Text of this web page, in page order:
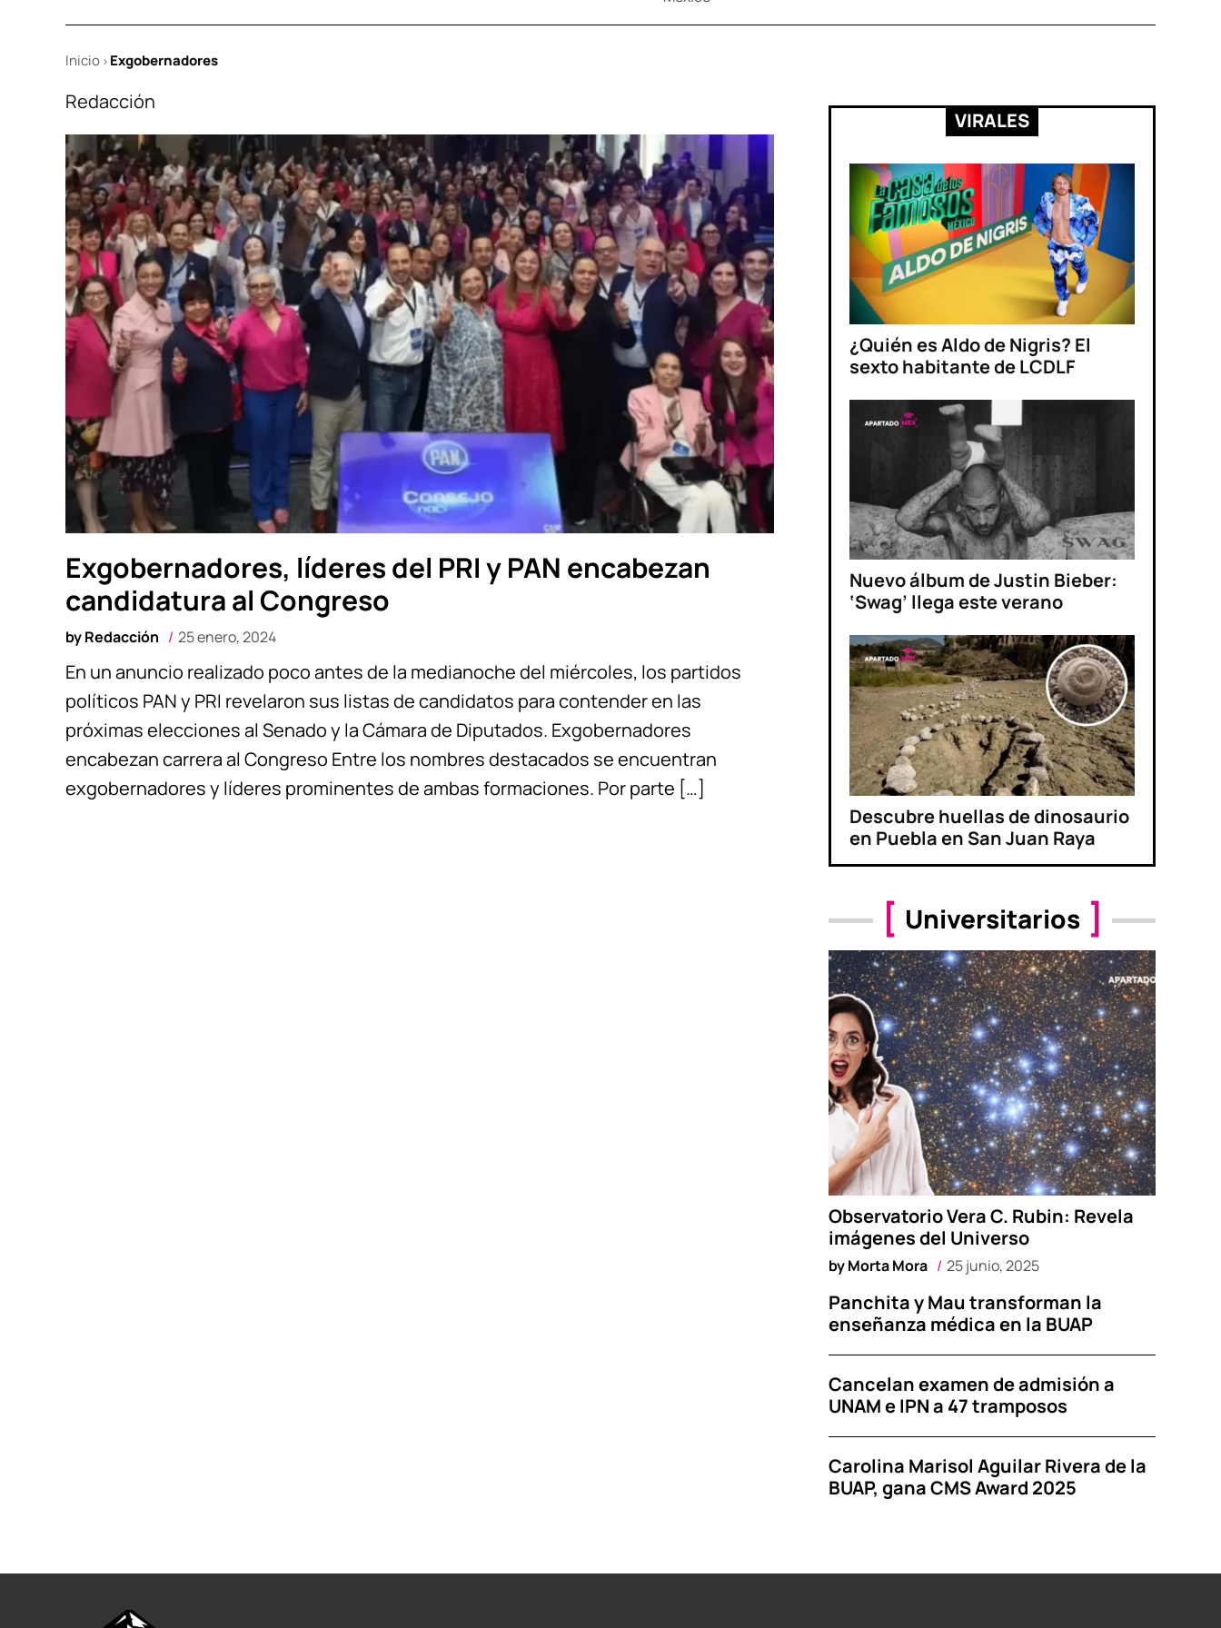
Inicio > Exgobernadores
Redacción
Exgobernadores, líderes del PRI y PAN encabezan
candidatura al Congreso
byRedacción 25 enero, 2024
En un anuncio realizado poco antes de la medianoche del miércoles, los partidos
políticos PAN y PRI revelaron sus listas de candidatos para contender en las
próximas elecciones al Senado y la Cámara de Diputados. Exgobernadores
encabezan carrera al Congreso Entre los nombres destacados se encuentran
exgobernadores y líderes prominentes de ambas formaciones. Por parte […]
VIRALES
¿Quién es Aldo de Nigris? El
sexto habitante de LCDLF
Nuevo álbum de Justin Bieber:
‘Swag’ llega este verano
Descubre huellas de dinosaurio
en Puebla en San Juan Raya
Universitarios
Observatorio Vera C. Rubin: Revela
imágenes del Universo
byMorta Mora 25 junio, 2025
Panchita y Mau transforman la
enseñanza médica en la BUAP
Cancelan examen de admisión a
UNAM e IPN a 47 tramposos
Carolina Marisol Aguilar Rivera de la
BUAP, gana CMS Award 2025